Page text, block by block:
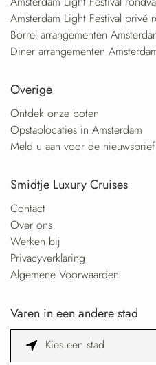
Amsterdam Light Festival privé
Borrel arrangementen
Diner arrangementen
Overige
Ontdek onze boten
Opstaplocaties in Amsterdam
Meld u aan voor de nieuwsbrief
Smidtje Luxury Cruises
Contact
Over ons
Werken bij
Privacyverklaring
Algemene Voorwaarden
Varen in een andere stad
Kies een stad